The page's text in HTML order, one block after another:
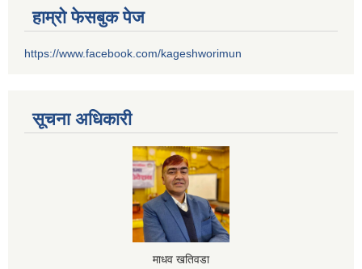
हाम्रो फेसबुक पेज
https://www.facebook.com/kageshworimun
सूचना अधिकारी
माधव खतिवडा